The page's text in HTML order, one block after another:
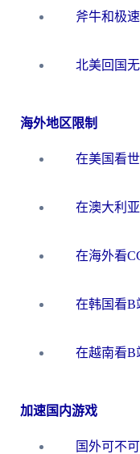
海外地区限制
加速国内游戏